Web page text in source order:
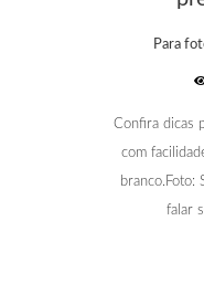
Para
Confira dicas
com
branco.Foto:
falar